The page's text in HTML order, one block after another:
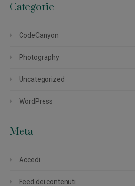
Categorie
CodeCanyon
Photography
Uncategorized
WordPress
Meta
Accedi
Feed dei contenuti